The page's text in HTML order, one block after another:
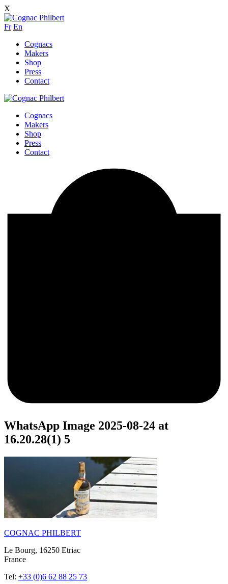
X
Fr En
Cognacs
Makers
Shop
Press
Contact
Cognacs
Makers
Shop
Press
Contact
WhatsApp Image 2025-08-24 at
16.20.28(1) 5
COGNAC PHILBERT
Le Bourg, 16250 Etriac
France
Tel: +33 (0)6 62 88 25 73